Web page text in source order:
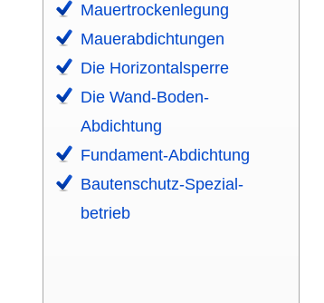
Mauer­trocken­legung
Mauer­abdich­tungen
Die Horizontal­sperre
Die Wand-Boden-
Abdichtung
Fundament-Abdichtung
Bauten­schutz-Spezial­
betrieb